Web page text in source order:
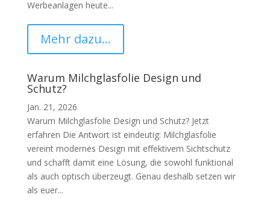
Werbeanlagen heute...
Mehr dazu…
Warum Milchglasfolie Design und
Schutz?
Jan. 21, 2026
Warum Milchglasfolie Design und Schutz? Jetzt
erfahren Die Antwort ist eindeutig: Milchglasfolie
vereint modernes Design mit effektivem Sichtschutz
und schafft damit eine Lösung, die sowohl funktional
als auch optisch überzeugt. Genau deshalb setzen wir
als euer...